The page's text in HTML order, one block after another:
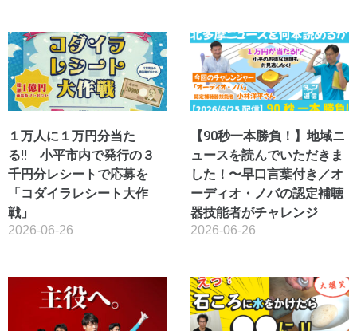
１万人に１万円分当た
る!! 小平市内で発行の３
千円分レシートで応募を
「コダイラレシート大作
戦」
2026-06-26
【90秒一本勝負！】地域ニ
ュースを読んでいただきま
した！〜早口言葉付き／オ
ーディオ・ノバの認定補聴
器技能者がチャレンジ
2026-06-26